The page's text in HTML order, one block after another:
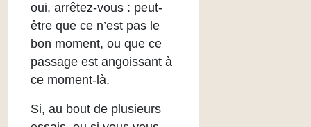
oui, arrêtez-vous : peut-
être que ce n’est pas le
bon moment, ou que ce
passage est angoissant à
ce moment-là.
Si, au bout de plusieurs